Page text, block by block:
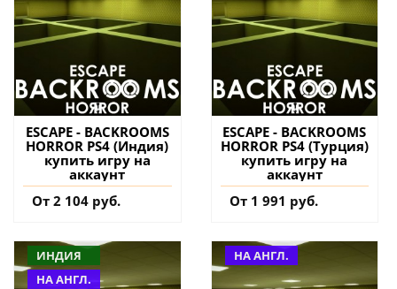
ESCAPE - BACKROOMS
HORROR PS4 (Индия)
купить игру на
аккаунт
От 2 104 руб.
ESCAPE - BACKROOMS
HORROR PS4 (Турция)
купить игру на
аккаунт
От 1 991 руб.
ИНДИЯ
НА АНГЛ.
НА АНГЛ.